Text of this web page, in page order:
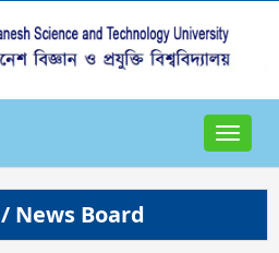
Toggle
News Board